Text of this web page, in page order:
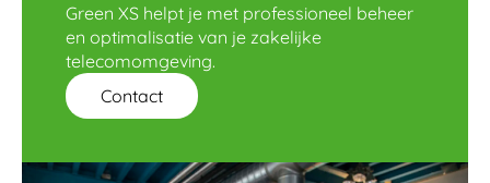
Green XS helpt je met professioneel beheer
en optimalisatie van je zakelijke
telecomomgeving.
Contact